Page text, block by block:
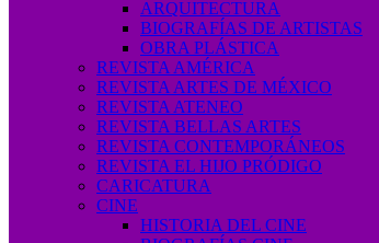
ARQUITECTURA
BIOGRAFÍAS DE ARTISTAS
OBRA PLÁSTICA
REVISTA AMÉRICA
REVISTA ARTES DE MÉXICO
REVISTA ATENEO
REVISTA BELLAS ARTES
REVISTA CONTEMPORÁNEOS
REVISTA EL HIJO PRÓDIGO
CARICATURA
CINE
HISTORIA DEL CINE